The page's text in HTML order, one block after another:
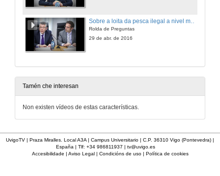
Sobre a loita da pesca ilegal a nivel mundial. O papel da UE e o Código penal español
Rolda de Preguntas
29 de abr. de 2016
Tamén che interesan
Non existen vídeos de estas características.
UvigoTV | Praza Miralles. Local A3A | Campus Universitario | C.P. 36310 Vigo (Pontevedra) |
España | Tlf: +34 986811937 | tv@uvigo.es
Accesibilidade | Aviso Legal| Condicións de uso| Política de cookies